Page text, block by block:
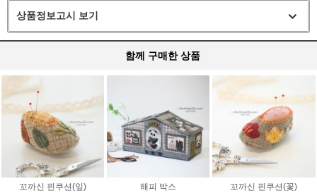
상품정보고시 보기
함께 구매한 상품
꼬까신 핀쿠션(잎)
해피 박스
꼬까신 핀쿠션(꽃)